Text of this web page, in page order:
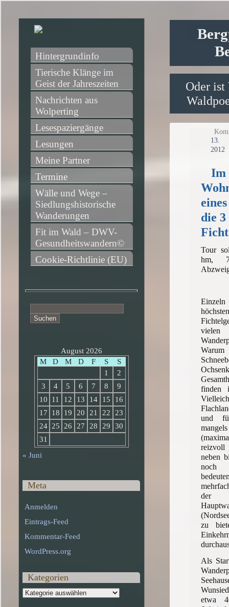
Oder ist
2012
Im
die
Tour
hm,
vielen
finden
und
reizvoll
neben
noch
der
zu
Als
etwa
Hintergrundinfo
Tierische Klänge im
Geist der Jahreszeiten
Nachrichten aus
Wolperting
Lesespaziergänge
Lesungen
Meine Partner
Termine
Wälle und Wege –
Siedlungshistorische
Wanderungen
Fit im Wald – DWV-
Gesundheitswandern©
Cookie-Richtlinie (EU)
nach:
August 2026
M
D M D F S
S
1
2
3
4 5 6 7 8
9
10
11 12 13 14 15
16
17
18 19 20 21 22
23
24 25 26 27 28 29
30
31
« Juni
Meta
Anmelden
Eintrags-Feed
Kommentar-Feed
WordPress.org
Kategorien
Kategorien